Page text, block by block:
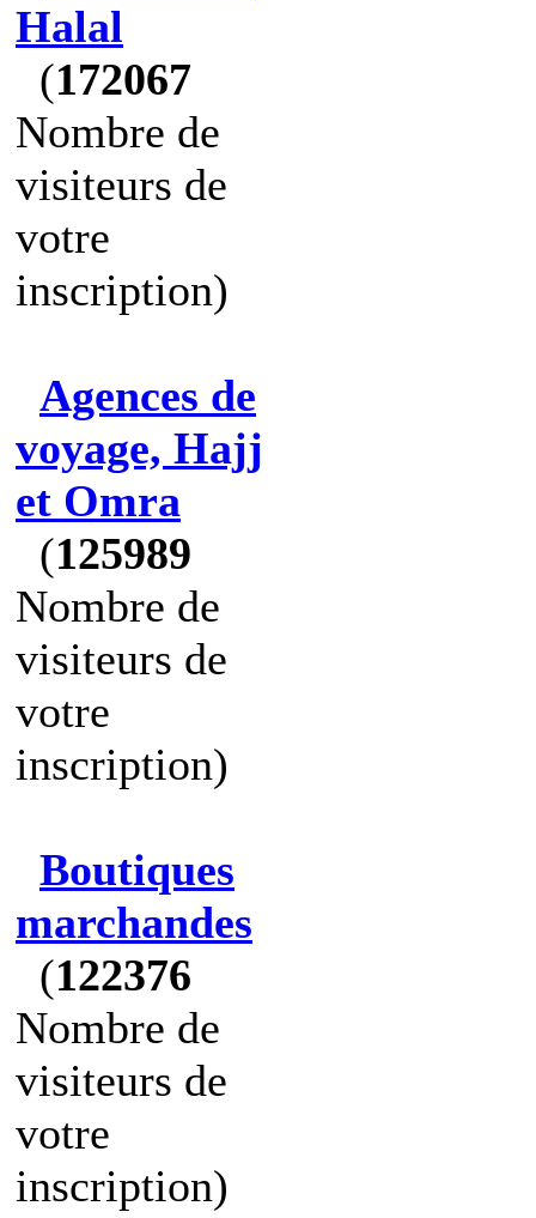
Halal
(172067
Nombre de
visiteurs de
votre
inscription)
Agences de
voyage, Hajj
et Omra
(125989
Nombre de
visiteurs de
votre
inscription)
Boutiques
marchandes
(122376
Nombre de
visiteurs de
votre
inscription)